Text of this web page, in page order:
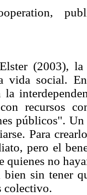
(2003),
vida social.
la
recursos
públicos''.
Para
pero el
quienes no
sin tener
colectivo.